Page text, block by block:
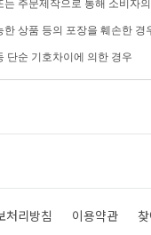
는 주문제작으로 통해 소비자
한 상품 등의 포장을 훼손한 경
단순 기호차이에 의한 경우
처리방침 이용약관